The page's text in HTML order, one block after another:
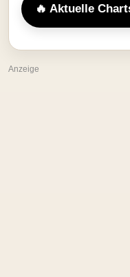
🔥 Aktuelle
Anzeige